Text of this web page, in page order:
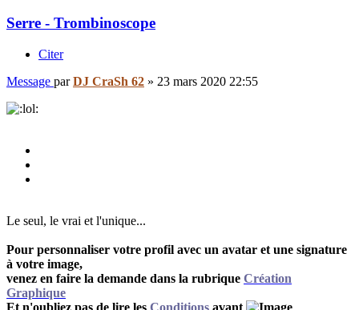
Serre - Trombinoscope
Citer
Message parDJ CraSh 62 » 23 mars 2020 22:55
Le seul, le vrai et l'unique...
Pour personnaliser votre profil avec un avatar et une signature
à votre image,
venez en faire la demande dans la rubrique Création
Graphique
Et n'oubliez pas de lire les Conditions avant